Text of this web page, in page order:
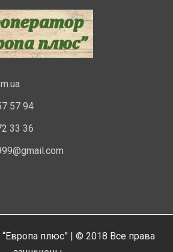
57 94
33 36
плюс” | © 2018 Все права